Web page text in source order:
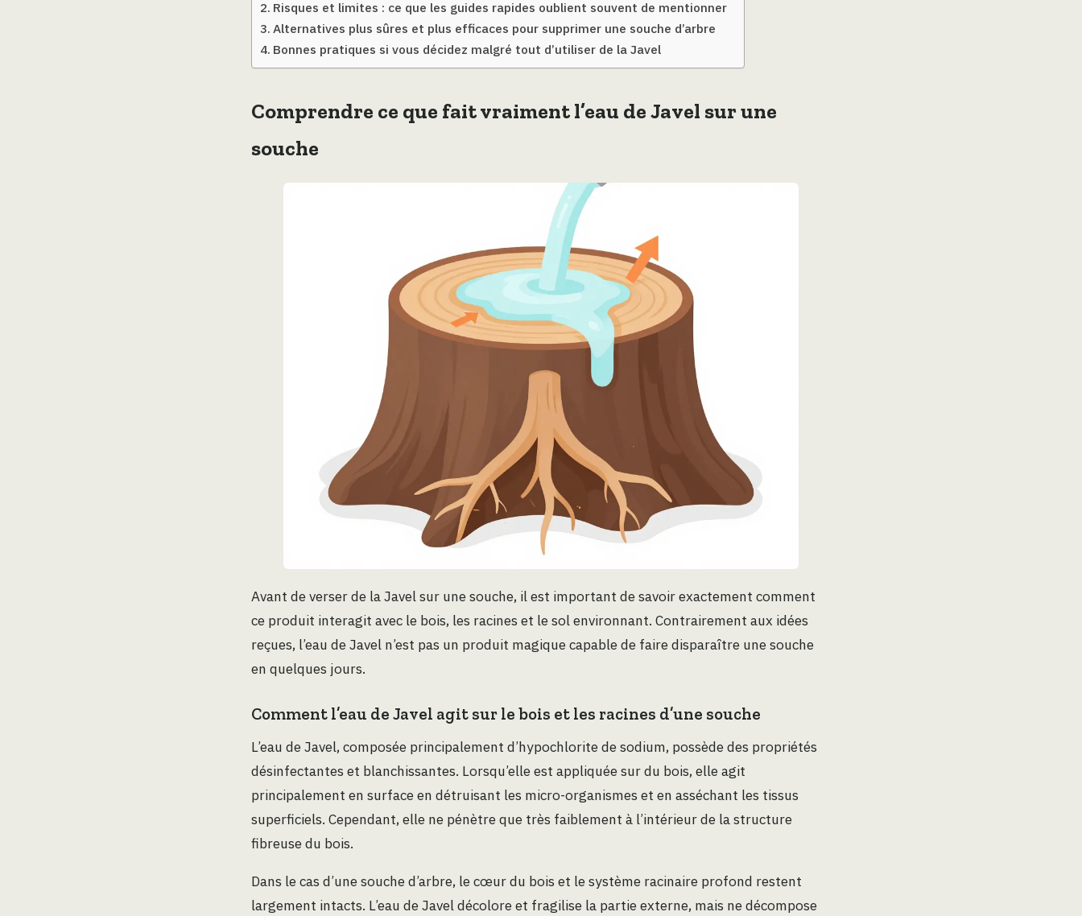
Risques et limites : ce que les guides rapides oublient souvent de mentionner
Alternatives plus sûres et plus efficaces pour supprimer une souche d’arbre
Bonnes pratiques si vous décidez malgré tout d’utiliser de la Javel
Comprendre ce que fait vraiment l’eau de Javel sur une
souche
Avant de verser de la Javel sur une souche, il est important de savoir exactement comment
ce produit interagit avec le bois, les racines et le sol environnant. Contrairement aux idées
reçues, l’eau de Javel n’est pas un produit magique capable de faire disparaître une souche
en quelques jours.
Comment l’eau de Javel agit sur le bois et les racines d’une souche
L’eau de Javel, composée principalement d’hypochlorite de sodium, possède des propriétés
désinfectantes et blanchissantes. Lorsqu’elle est appliquée sur du bois, elle agit
principalement en surface en détruisant les micro-organismes et en asséchant les tissus
superficiels. Cependant, elle ne pénètre que très faiblement à l’intérieur de la structure
fibreuse du bois.
Dans le cas d’une souche d’arbre, le cœur du bois et le système racinaire profond restent
largement intacts. L’eau de Javel décolore et fragilise la partie externe, mais ne décompose